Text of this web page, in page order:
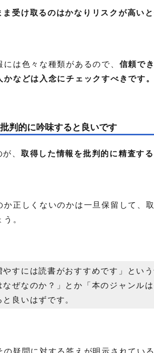
受け取るのはかなりリスクが高い
は色々な種類があるので、 信頼で
などは入念にチェックすべきです。
判的に吟味すると良いです
、 取得した情報を批判的に精査する
か正しくないのかは一旦保留して、
。
すには読書がおすすめです」とい
なぜなのか？」とか「本のジャンル
良いはずです。
疑問に対する答えが明示されてい